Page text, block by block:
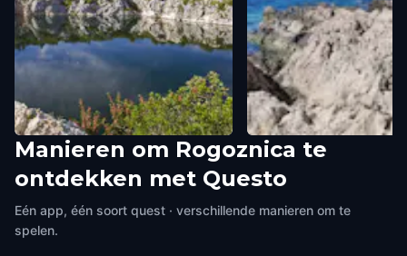
Cliff Sea
Rogoznica, Croatia
Blue bay
Rogoznica
Manieren om Rogoznica te
ontdekken met Questo
Eén app, één soort quest · verschillende manieren om te
spelen.